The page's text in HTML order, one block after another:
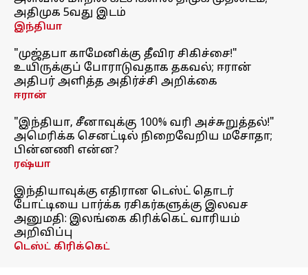
அதிமுக 5வது இடம்
இந்தியா
"முஜ்தபா காமேனிக்கு தீவிர சிகிச்சை!"
உயிருக்குப் போராடுவதாக தகவல்; ஈரான்
அதிபர் அளித்த அதிர்ச்சி அறிக்கை
ஈரான்
"இந்தியா, சீனாவுக்கு 100% வரி அச்சுறுத்தல்!"
அமெரிக்க செனட்டில் நிறைவேறிய மசோதா;
பின்னணி என்ன?
ரஷ்யா
இந்தியாவுக்கு எதிரான டெஸ்ட் தொடர்
போட்டியை பார்க்க ரசிகர்களுக்கு இலவச
அனுமதி: இலங்கை கிரிக்கெட் வாரியம்
அறிவிப்பு
டெஸ்ட் கிரிக்கெட்